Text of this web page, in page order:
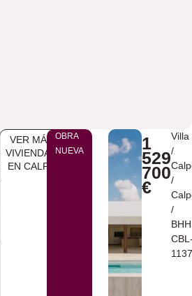
VER MÁS
VIVIENDAS
EN ​CALPE
OBRA
NUEVA
1
529
700
€
Villa
/
/
/